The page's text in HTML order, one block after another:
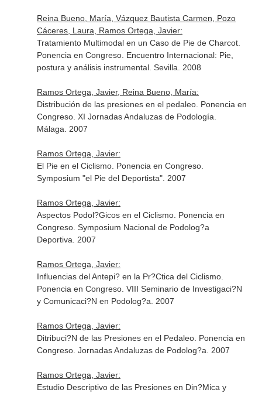
Reina Bueno, María, Vázquez Bautista Carmen, Pozo
Cáceres, Laura, Ramos Ortega, Javier:
Tratamiento Multimodal en un Caso de Pie de Charcot.
Ponencia en Congreso. Encuentro Internacional: Pie,
postura y análisis instrumental. Sevilla. 2008
Ramos Ortega, Javier, Reina Bueno, María:
Distribución de las presiones en el pedaleo. Ponencia en
Congreso. XI Jornadas Andaluzas de Podología.
Málaga. 2007
Ramos Ortega, Javier:
El Pie en el Ciclismo. Ponencia en Congreso.
Symposium "el Pie del Deportista". 2007
Ramos Ortega, Javier:
Aspectos Podol?Gicos en el Ciclismo. Ponencia en
Congreso. Symposium Nacional de Podolog?a
Deportiva. 2007
Ramos Ortega, Javier:
Influencias del Antepi? en la Pr?Ctica del Ciclismo.
Ponencia en Congreso. VIII Seminario de Investigaci?N
y Comunicaci?N en Podolog?a. 2007
Ramos Ortega, Javier:
Ditribuci?N de las Presiones en el Pedaleo. Ponencia en
Congreso. Jornadas Andaluzas de Podolog?a. 2007
Ramos Ortega, Javier:
Estudio Descriptivo de las Presiones en Din?Mica y